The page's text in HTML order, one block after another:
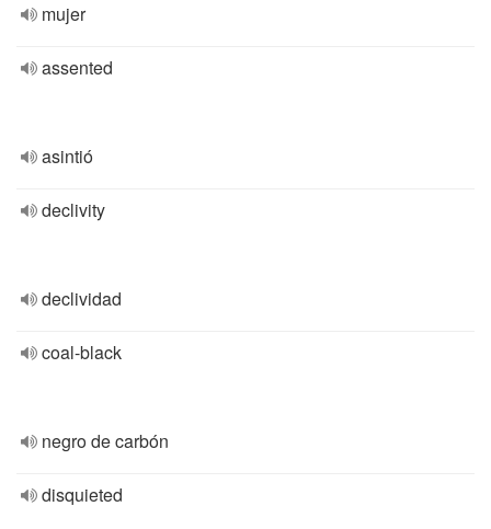
mujer
assented
asintió
declivity
declividad
coal-black
negro de carbón
disquieted